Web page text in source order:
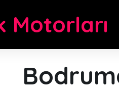
Motorları